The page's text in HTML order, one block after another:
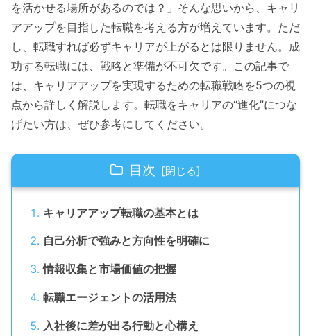
を活かせる場所があるのでは？」そんな思いから、キャリ
アアップを目指した転職を考える方が増えています。ただ
し、転職すれば必ずキャリアが上がるとは限りません。成
功する転職には、戦略と準備が不可欠です。この記事で
は、キャリアアップを実現するための転職戦略を5つの視
点から詳しく解説します。転職をキャリアの“進化”につな
げたい方は、ぜひ参考にしてください。
目次
キャリアアップ転職の基本とは
自己分析で強みと方向性を明確に
情報収集と市場価値の把握
転職エージェントの活用法
入社後に差が出る行動と心構え